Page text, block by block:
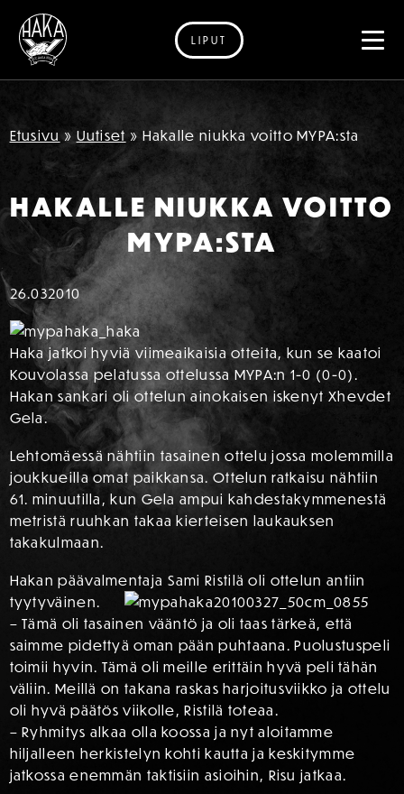
Siirry sisältöön
LIPUT
Etusivu » Uutiset » Hakalle niukka voitto MYPA:sta
HAKALLE NIUKKA VOITTO
MYPA:STA
26.032010
Haka jatkoi hyviä viimeaikaisia otteita, kun se kaatoi
Kouvolassa pelatussa ottelussa MYPA:n 1-0 (0-0).
Hakan sankari oli ottelun ainokaisen iskenyt Xhevdet
Gela.
Lehtomäessä nähtiin tasainen ottelu jossa molemmilla
joukkueilla omat paikkansa. Ottelun ratkaisu nähtiin
61. minuutilla, kun Gela ampui kahdestakymmenestä
metristä ruuhkan takaa kierteisen laukauksen
takakulmaan.
Hakan päävalmentaja Sami Ristilä oli ottelun antiin
tyytyväinen.
– Tämä oli tasainen vääntö ja oli taas tärkeä, että
saimme pidettyä oman pään puhtaana. Puolustuspeli
toimii hyvin. Tämä oli meille erittäin hyvä peli tähän
väliin. Meillä on takana raskas harjoitusviikko ja ottelu
oli hyvä päätös viikolle, Ristilä toteaa.
– Ryhmitys alkaa olla koossa ja nyt aloitamme
hiljalleen herkistelyn kohti kautta ja keskitymme
jatkossa enemmän taktisiin asioihin, Risu jatkaa.